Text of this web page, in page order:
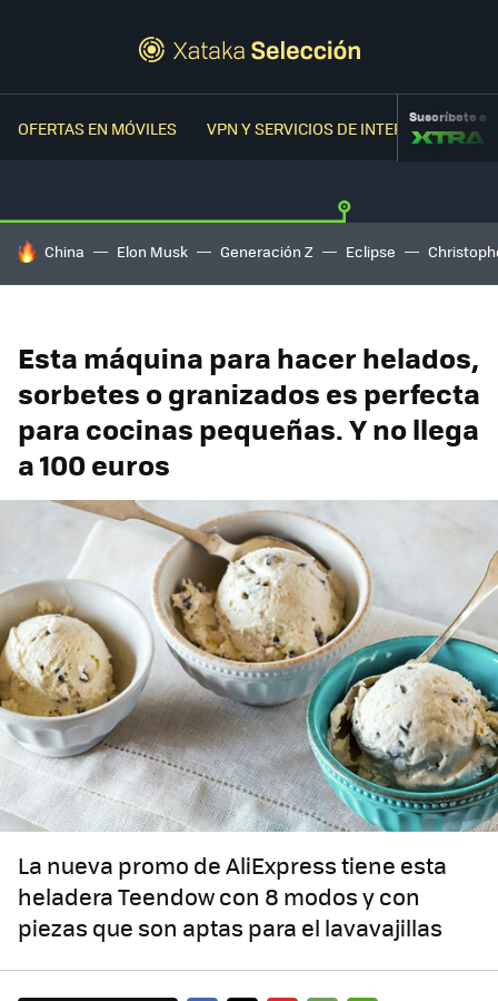
OFERTAS EN MÓVILES VPN Y SERVICIOS DE INTERNETSuscríbete a
HOY SE HABLA DE
China Elon Musk Generación Z Eclipse
Esta máquina para hacer helados,
sorbetes o granizados es perfecta
para cocinas pequeñas. Y no llega
a 100 euros
La nueva promo de AliExpress tiene esta
heladera Teendow con 8 modos y con
piezas que son aptas para el lavavajillas